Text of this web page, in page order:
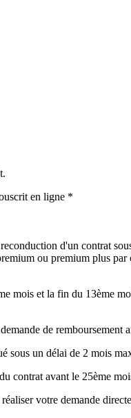
en ligne *
d'un contrat
ou premium plus
mois et la fin du 13ème
de
un délai de 2 mois
contrat avant le 25ème
votre demande